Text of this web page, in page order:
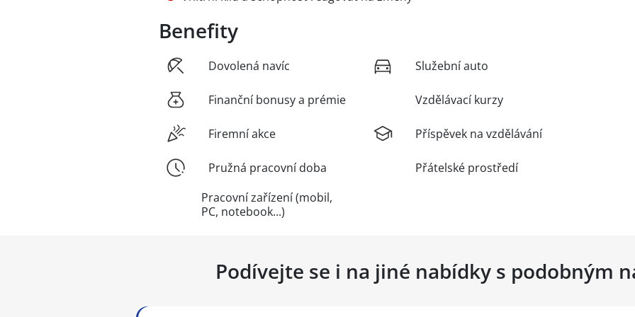
Benefity
Dovolená navíc
Finanční bonusy a prémie
Firemní akce
Pružná pracovní doba
Pracovní zařízení (mobil,
PC, notebook...)
Služební auto
Vzdělávací kurzy
Příspěvek na vzdělávání
Přátelské prostředí
Podívejte se i na jiné nabídky s podobným